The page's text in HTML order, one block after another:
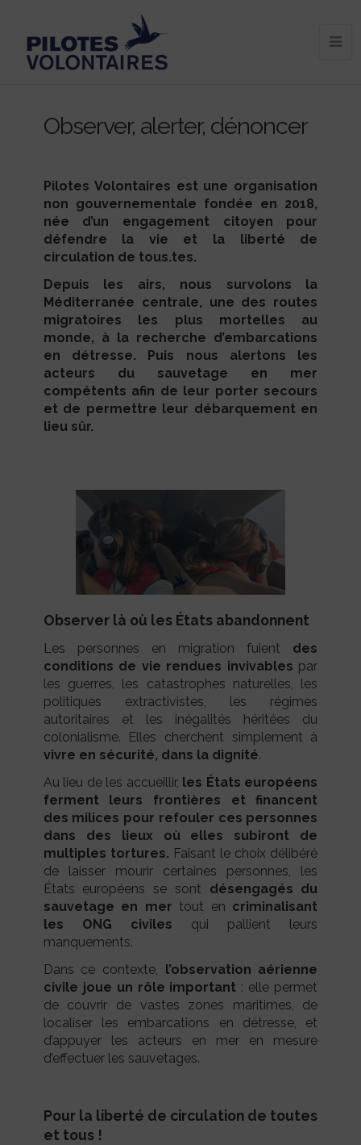
Observer, alerter, dénoncer
Pilotes Volontaires est une organisation
non gouvernementale fondée en 2018,
née d’un engagement citoyen pour
défendre la vie et la liberté de
circulation de tous.tes.
Depuis les airs, nous survolons la
Méditerranée centrale, une des routes
migratoires les plus mortelles au
monde, à la recherche d’embarcations
en détresse. Puis nous alertons les
acteurs du sauvetage en mer
compétents afin de leur porter secours
et de permettre leur débarquement en
lieu sûr.
Observer là où les États abandonnent
Les personnes en migration fuient des
conditions de vie rendues invivables par
les guerres, les catastrophes naturelles, les
politiques extractivistes, les régimes
autoritaires et les inégalités héritées du
colonialisme. Elles cherchent simplement à
vivre en sécurité, dans la dignité.
Au lieu de les accueillir, les États européens
ferment leurs frontières et financent
des milices pour refouler ces personnes
dans des lieux où elles subiront de
multiples tortures. Faisant le choix délibéré
de laisser mourir certaines personnes, les
États européens se sont désengagés du
sauvetage en mer tout en criminalisant
les ONG civiles qui pallient leurs
manquements.
Dans ce contexte, l’observation aérienne
civile joue un rôle important : elle permet
de couvrir de vastes zones maritimes, de
localiser les embarcations en détresse, et
d’appuyer les acteurs en mer en mesure
d’effectuer les sauvetages.
Pour la liberté de circulation de toutes
et tous !